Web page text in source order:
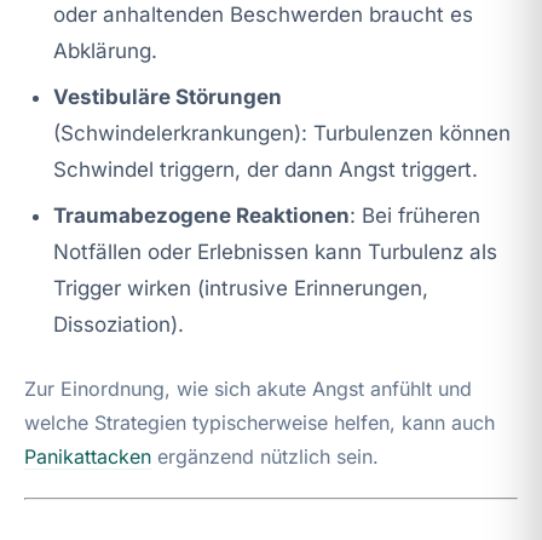
oder anhaltenden Beschwerden braucht es
Abklärung.
Vestibuläre Störungen
(Schwindelerkrankungen): Turbulenzen können
Schwindel triggern, der dann Angst triggert.
Traumabezogene Reaktionen: Bei früheren
Notfällen oder Erlebnissen kann Turbulenz als
Trigger wirken (intrusive Erinnerungen,
Dissoziation).
Zur Einordnung, wie sich akute Angst anfühlt und
welche Strategien typischerweise helfen, kann auch
Panikattacken ergänzend nützlich sein.